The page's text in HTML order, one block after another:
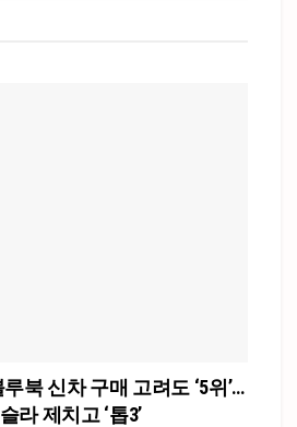
북 신차 구매 고려도 ‘5위’…
라 제치고 ‘톱3’